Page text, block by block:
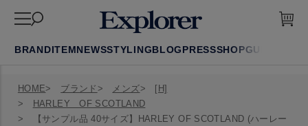
BRANDITEMNEWSSTYLINGBLOGPRESSSHOPGUIDE
HOME ブランド メンズ
[H]
HARLEY OF SCOTLAND
【サンプル品 40サイズ】HARLEY OF SCOTLAND (ハーレー